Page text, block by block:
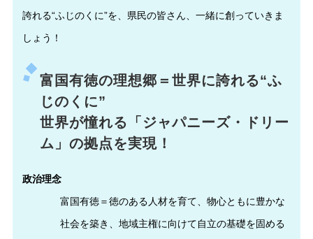
誇れる“ふじのくに”を、県民の皆さん、一緒に創っていきま
しょう！
富国有徳の理想郷＝世界に誇れる“ふ
じのくに”
世界が憧れる「ジャパニーズ・ドリー
ム」の拠点を実現！
政治理念
富国有徳＝徳のある人材を育て、物心ともに豊かな
社会を築き、地域主権に向けて自立の基礎を固める